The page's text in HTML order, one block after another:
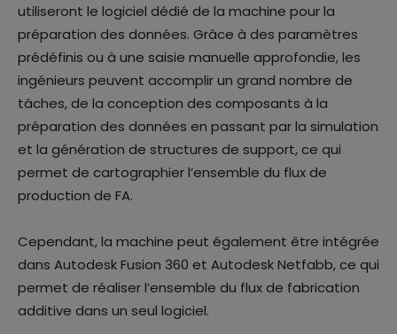
utiliseront le logiciel dédié de la machine pour la
préparation des données. Grâce à des paramètres
prédéfinis ou à une saisie manuelle approfondie, les
ingénieurs peuvent accomplir un grand nombre de
tâches, de la conception des composants à la
préparation des données en passant par la simulation
et la génération de structures de support, ce qui
permet de cartographier l’ensemble du flux de
production de FA.
Cependant, la machine peut également être intégrée
dans Autodesk Fusion 360 et Autodesk Netfabb, ce qui
permet de réaliser l’ensemble du flux de fabrication
additive dans un seul logiciel.